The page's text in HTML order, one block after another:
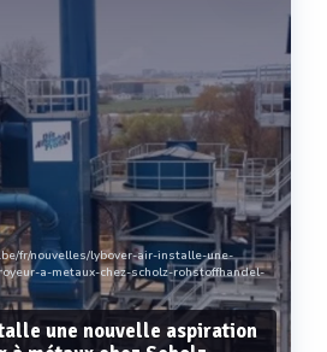
fr/nouvelles/lybover-air-installe-une-
a-metaux-chez-scholz-rohstoffhandel-
une nouvelle aspiration